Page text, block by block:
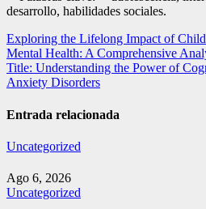
desarrollo, habilidades sociales.
Navegación
de
entradas
Exploring the Lifelong Impact of
Mental Health: A Comprehensive
Title: Understanding the Power of
Anxiety Disorders
Entrada relacionada
Uncategorized
Ago 6, 2026
Uncategorized